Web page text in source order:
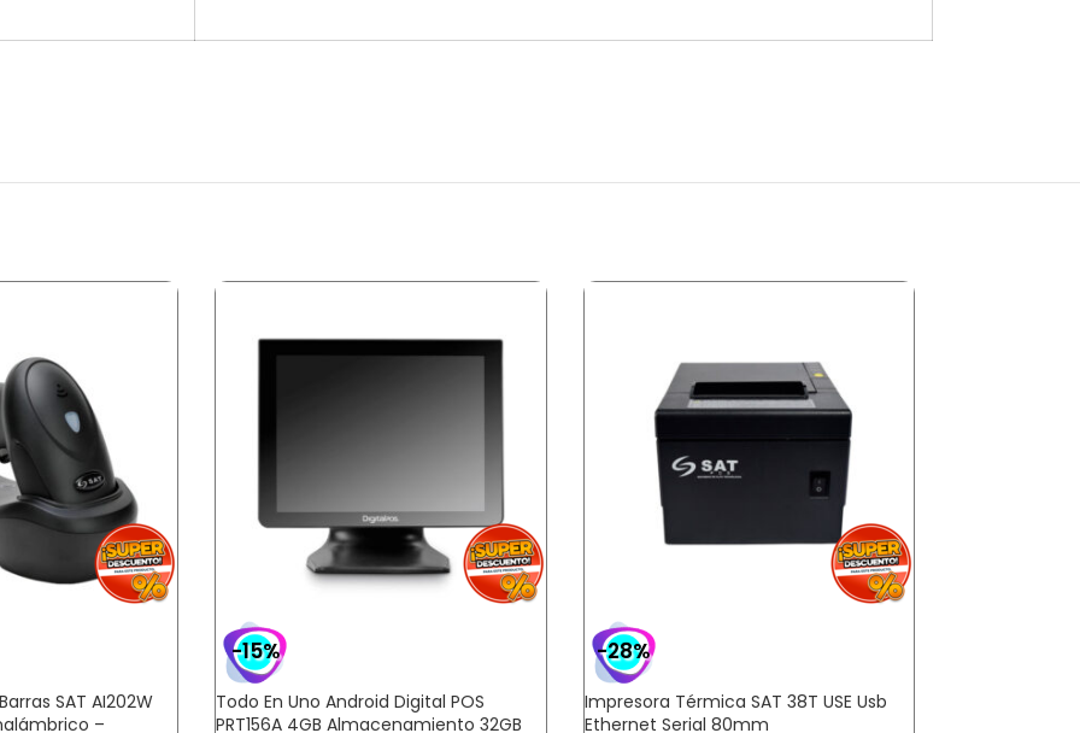
SAT AI202W
–
-15%
Todo En Uno Android Digital POS
PRT156A 4GB Almacenamiento 32GB
-28%
Impresora Térmica SAT 38T USE Usb
Ethernet Serial 80mm